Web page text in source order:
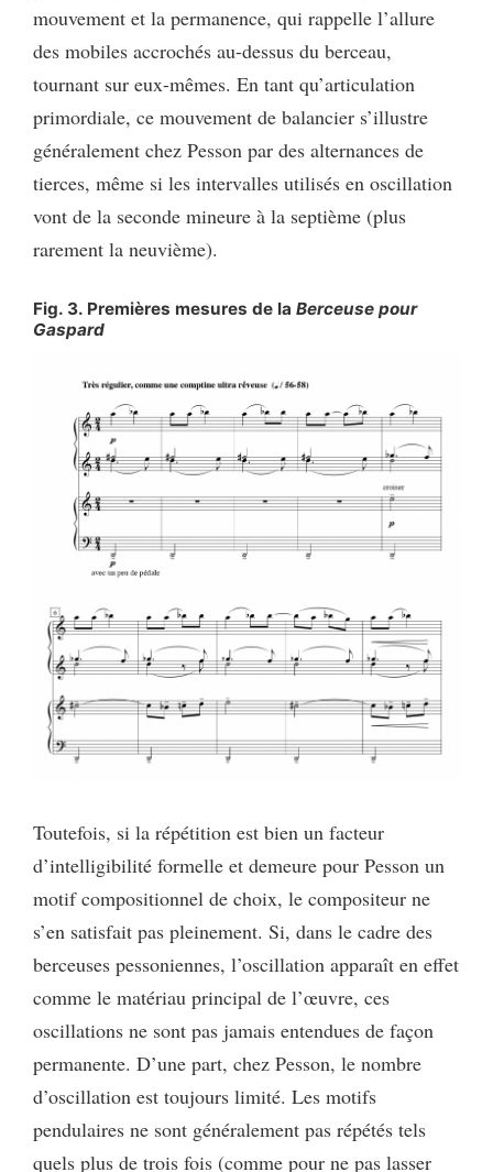
mouvement et la permanence, qui rappelle l’allure
des mobiles accrochés au-dessus du berceau,
tournant sur eux-mêmes. En tant qu’articulation
primordiale, ce mouvement de balancier s’illustre
généralement chez Pesson par des alternances de
tierces, même si les intervalles utilisés en oscillation
vont de la seconde mineure à la septième (plus
rarement la neuvième).
Fig. 3. Premières mesures de la Berceuse pour
Gaspard
Toutefois, si la répétition est bien un facteur
d’intelligibilité formelle et demeure pour Pesson un
motif compositionnel de choix, le compositeur ne
s’en satisfait pas pleinement. Si, dans le cadre des
berceuses pessoniennes, l’oscillation apparaît en effet
comme le matériau principal de l’œuvre, ces
oscillations ne sont pas jamais entendues de façon
permanente. D’une part, chez Pesson, le nombre
d’oscillation est toujours limité. Les motifs
pendulaires ne sont généralement pas répétés tels
quels plus de trois fois (comme pour ne pas lasser